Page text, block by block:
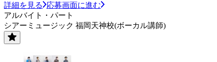
詳細を見る
応募画面に進む
アルバイト・パート
シアーミュージック 福岡天神校(ボーカル講師)